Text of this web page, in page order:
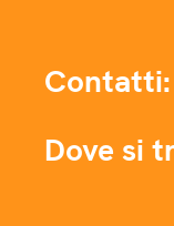
Contatti:
Dove si